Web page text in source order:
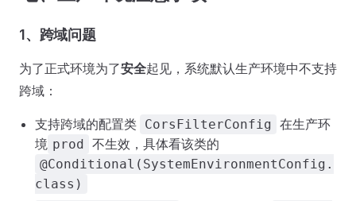
1、跨域问题
为了正式环境为了安全起见，系统默认生产环境中不支持
跨域：
支持跨域的配置类 CorsFilterConfig 在生产环
境 prod 不生效，具体看该类的
@Conditional(SystemEnvironmentConfig.
class)